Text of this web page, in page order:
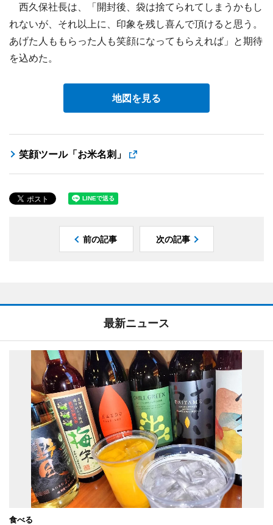
西久保社長は、「開封後、袋は捨てられてしまうかもし
れないが、それ以上に、印象を残し喜んで頂けると思う。
あげた人ももらった人も笑顔になってもらえれば」と期待
を込めた。
地図を見る
笑顔ツール「お米名刺」
前の記事 次の記事
最新ニュース
食べる